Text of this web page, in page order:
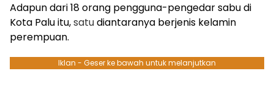
Adapun dari 18 orang pengguna-pengedar sabu di
Kota Palu itu,satudiantaranya berjenis kelamin
perempuan.
Iklan - Geser ke bawah untuk melanjutkan